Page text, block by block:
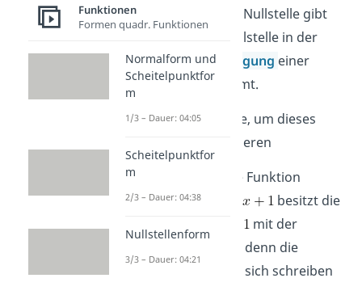
Vielfachheit einer Nullstelle gibt
an, wie oft die Nullstelle in der
Linearfaktorzerlegung einer
Funktion vorkommt.
Hier zwei Beispiele, um dieses
Konzept zu illustrieren
Die Funktion
besitzt die
mit der
Vielfachheit 2, denn die
Funktion lässt sich schreiben
Funktionen
Formen quadr. Funktionen
Normalform und
Scheitelpunktfor
m
1/3 – Dauer: 04:05
Scheitelpunktfor
m
2/3 – Dauer: 04:38
Nullstellenform
3/3 – Dauer: 04:21